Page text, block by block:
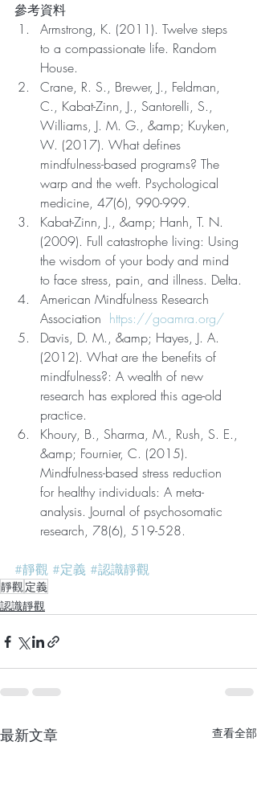
​參考資料
Armstrong, K. (2011). Twelve steps
to a compassionate life. Random
House.
Crane, R. S., Brewer, J., Feldman,
C., Kabat-Zinn, J., Santorelli, S.,
Williams, J. M. G., &amp; Kuyken,
W. (2017). What defines
mindfulness-based programs? The
warp and the weft. Psychological
medicine, 47(6), 990-999.
Kabat-Zinn, J., &amp; Hanh, T. N.
(2009). Full catastrophe living: Using
the wisdom of your body and mind
to face stress, pain, and illness. Delta.
American Mindfulness Research
Association https://goamra.org/
Davis, D. M., &amp; Hayes, J. A.
(2012). What are the benefits of
mindfulness?: A wealth of new
research has explored this age-old
practice.
Khoury, B., Sharma, M., Rush, S. E.,
&amp; Fournier, C. (2015).
Mindfulness-based stress reduction
for healthy individuals: A meta-
analysis. Journal of psychosomatic
research, 78(6), 519-528.
#靜觀 #定義 #認識靜觀
靜觀定義
認識靜觀
最新文章 查看全部